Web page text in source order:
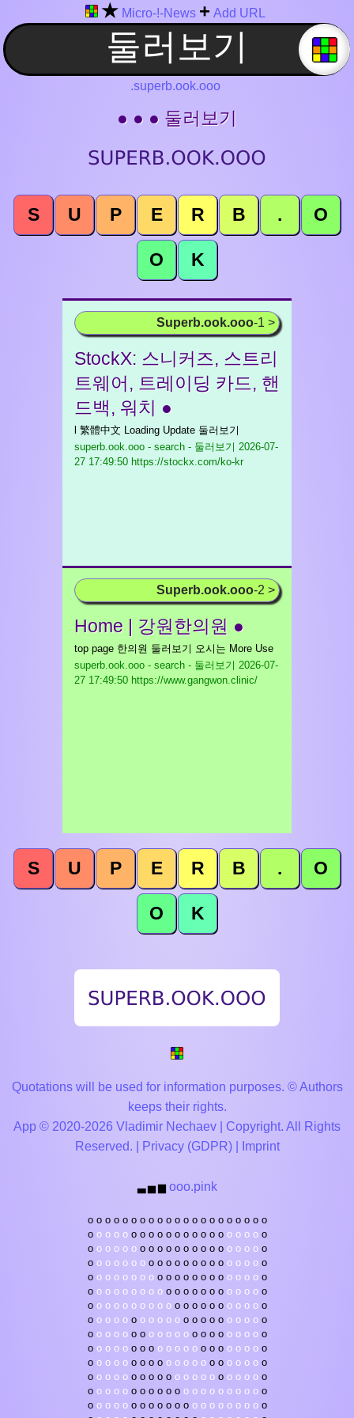
★ Micro-!-News + Add URL
.superb.ook.ooo
● ● ● 둘러보기
S U P E R B . O
O K
Superb.ook.ooo-1 >
StockX: 스니커즈, 스트리
트웨어, 트레이딩 카드, 핸
드백, 워치 ●
l 繁體中文 Loading Update 둘러보기
superb.ook.ooo - search - 둘러보기 2026-07-
27 17:49:50 https://stockx.com/ko-kr
Superb.ook.ooo-2 >
Home | 강원한의원 ●
top page 한의원 둘러보기 오시는 More Use
superb.ook.ooo - search - 둘러보기 2026-07-
27 17:49:50 https://www.gangwon.clinic/
S U P E R B . O
O K
Quotations will be used for information purposes. © Authors
keeps their rights.
App © 2020-2026 Vladimir Nechaev | Copyright. All Rights
Reserved. |
Privacy (GDPR)| Imprint
▃ ▅ ▆ ooo.pink
o o o o o o o o o o o o o o o o o o o o o
o o o o o o o o o o o o o o o o o o o o o
o o o o o o o o o o o o o o o o o o o o o
o o o o o o o o o o o o o o o o o o o o o
o o o o o o o o o o o o o o o o o o o o o
o o o o o o o o o o o o o o o o o o o o o
o o o o o o o o o o o o o o o o o o o o o
o o o o o o o o o o o o o o o o o o o o o
o o o o o o o o o o o o o o o o o o o o o
o o o o o o o o o o o o o o o o o o o o o
o o o o o o o o o o o o o o o o o o o o o
o o o o o o o o o o o o o o o o o o o o o
o o o o o o o o o o o o o o o o o o o o o
o o o o o o o o o o o o o o o o o o o o o